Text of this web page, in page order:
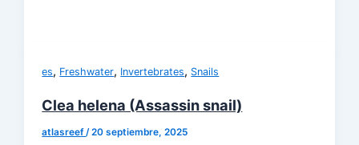
es, Freshwater, Invertebrates, Snails
Clea helena (Assassin snail)
atlasreef /20 septiembre, 2025